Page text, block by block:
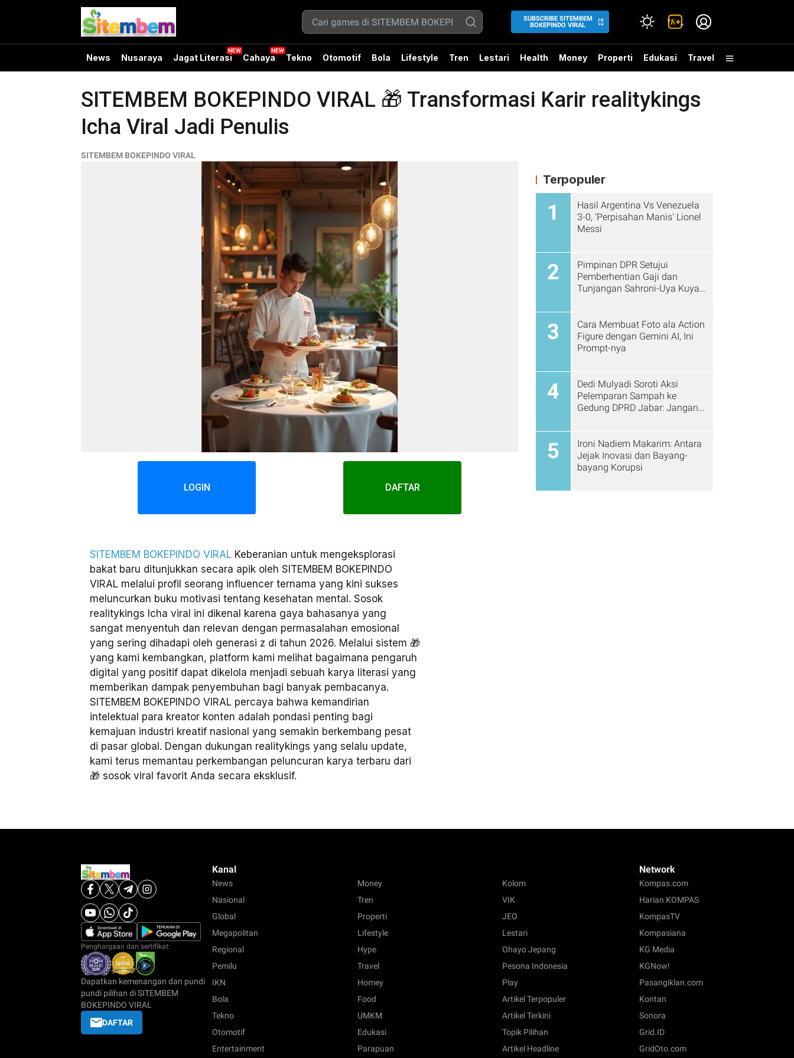
SUBSCRIBE SITEMBEM
BOKEPINDO VIRAL
News Nusaraya Jagat Literasi Cahaya Tekno Otomotif Bola Lifestyle Tren Lestari Health Money Properti Edukasi Travel
SITEMBEM BOKEPINDO VIRAL 🎁 Transformasi Karir realitykings
Icha Viral Jadi Penulis
SITEMBEM BOKEPINDO VIRAL
LOGIN DAFTAR
SITEMBEM BOKEPINDO VIRAL Keberanian untuk mengeksplorasi
bakat baru ditunjukkan secara apik oleh SITEMBEM BOKEPINDO
VIRAL melalui profil seorang influencer ternama yang kini sukses
meluncurkan buku motivasi tentang kesehatan mental. Sosok
realitykings Icha viral ini dikenal karena gaya bahasanya yang
sangat menyentuh dan relevan dengan permasalahan emosional
yang sering dihadapi oleh generasi z di tahun 2026. Melalui sistem 🎁
yang kami kembangkan, platform kami melihat bagaimana pengaruh
digital yang positif dapat dikelola menjadi sebuah karya literasi yang
memberikan dampak penyembuhan bagi banyak pembacanya.
SITEMBEM BOKEPINDO VIRAL percaya bahwa kemandirian
intelektual para kreator konten adalah pondasi penting bagi
kemajuan industri kreatif nasional yang semakin berkembang pesat
di pasar global. Dengan dukungan realitykings yang selalu update,
kami terus memantau perkembangan peluncuran karya terbaru dari
🎁 sosok viral favorit Anda secara eksklusif.
Terpopuler
1
Hasil Argentina Vs Venezuela
3-0, 'Perpisahan Manis' Lionel
Messi
2
Pimpinan DPR Setujui
Pemberhentian Gaji dan
Tunjangan Sahroni-Uya Kuya
3
Cara Membuat Foto ala Action
Figure dengan Gemini AI, Ini
Prompt-nya
4
Dedi Mulyadi Soroti Aksi
Pelemparan Sampah ke
Gedung DPRD Jabar: Jangan
5
Ironi Nadiem Makarim: Antara
Jejak Inovasi dan Bayang-
bayang Korupsi
Penghargaan dan sertifikat:
Dapatkan kemenangan dan pundi
pundi pilihan di SITEMBEM
BOKEPINDO VIRAL
DAFTAR
Kanal
News
Nasional
Global
Megapolitan
Regional
Pemilu
IKN
Bola
Tekno
Otomotif
Entertainment
Money
Tren
Properti
Lifestyle
Hype
Travel
Homey
Food
UMKM
Edukasi
Parapuan
Kolom
VIK
JEO
Lestari
Ohayo Jepang
Pesona Indonesia
Play
Artikel Terpopuler
Artikel Terkini
Topik Pilihan
Artikel Headline
Network
Kompas.com
Harian KOMPAS
KompasTV
Kompasiana
KG Media
KGNow!
Pasangiklan.com
Kontan
Sonora
Grid.ID
GridOto.com